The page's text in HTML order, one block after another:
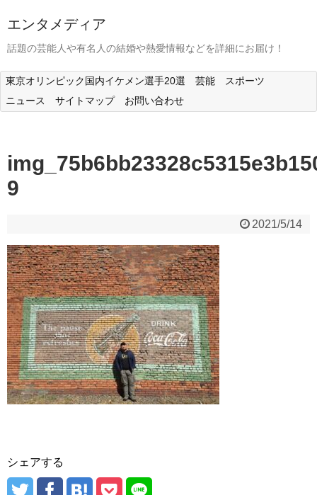
エンタメディア
話題の芸能人や有名人の結婚や熱愛情報などを詳細にお届け！
東京オリンピック国内イケメン選手20選 芸能
スポーツ
ニュース
サイトマップ お問い合わせ
9
2021/5/14
シェアする